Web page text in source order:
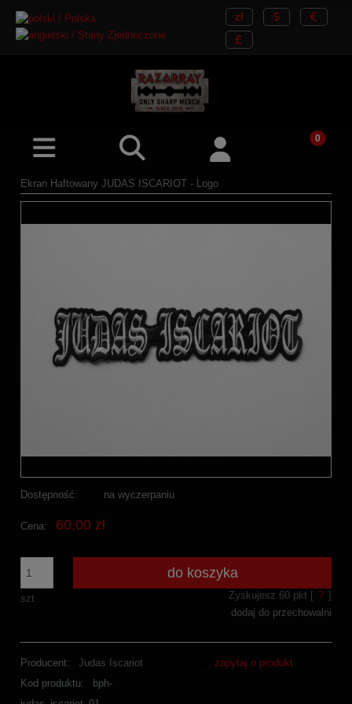
Ekran Haftowany JUDAS ISCARIOT - Logo
Dostępność: na wyczerpaniu
Cena: 60,00 zł
szt.
do koszyka
Zyskujesz 60pkt [ ? ]
dodaj do przechowalni
Producent:
Judas Iscariot
Kod produktu:
bph-
zapytaj o produkt